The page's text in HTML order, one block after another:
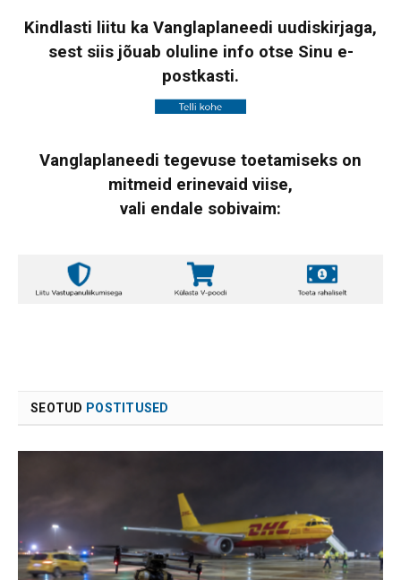
Kindlasti liitu ka Vanglaplaneedi uudiskirjaga,
sest siis jõuab oluline info otse Sinu e-
postkasti.
Vanglaplaneedi tegevuse toetamiseks on
mitmeid erinevaid viise,
vali endale sobivaim:
SEOTUD POSTITUSED